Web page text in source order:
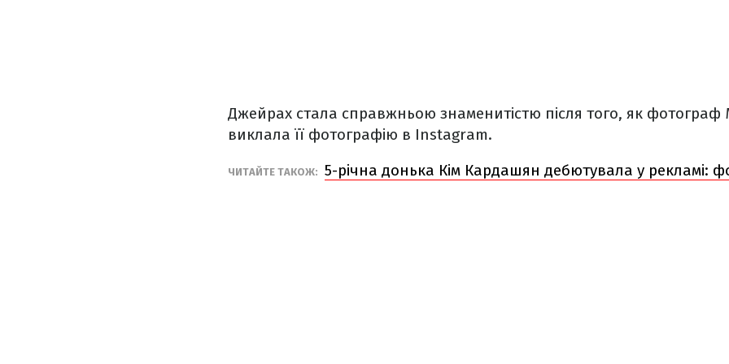
Джейрах стала справжньою знаменитістю після того, як фотограф
виклала її фотографію в Instagram.
ЧИТАЙТЕ ТАКОЖ: 5-річна донька Кім Кардашян дебютувала у рекламі: